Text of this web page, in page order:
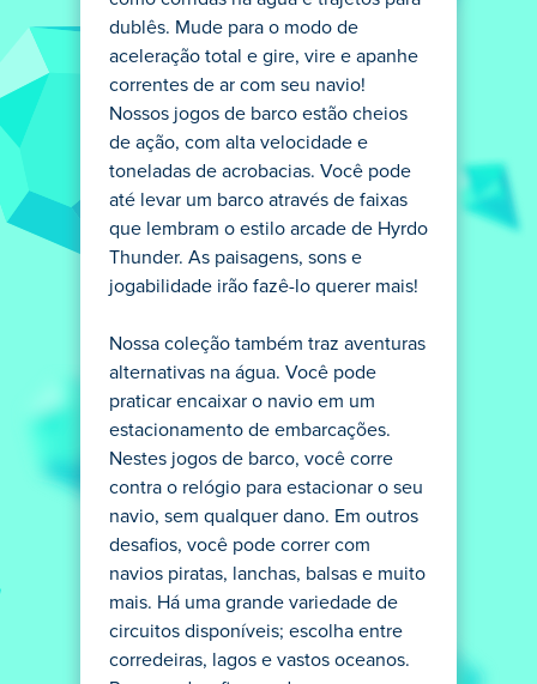
dublês. Mude para o modo de
aceleração total e gire, vire e apanhe
correntes de ar com seu navio!
Nossos jogos de barco estão cheios
de ação, com alta velocidade e
toneladas de acrobacias. Você pode
até levar um barco através de faixas
que lembram o estilo arcade de Hyrdo
Thunder. As paisagens, sons e
jogabilidade irão fazê-lo querer mais!
Nossa coleção também traz aventuras
alternativas na água. Você pode
praticar encaixar o navio em um
estacionamento de embarcações.
Nestes jogos de barco, você corre
contra o relógio para estacionar o seu
navio, sem qualquer dano. Em outros
desafios, você pode correr com
navios piratas, lanchas, balsas e muito
mais. Há uma grande variedade de
circuitos disponíveis; escolha entre
corredeiras, lagos e vastos oceanos.